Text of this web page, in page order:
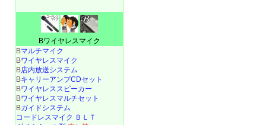
Bワイヤレスマイク
Bマルチマイク
Bワイヤレスマイク
B店内放送システム
BキャリーアンプCDセット
Bワイヤレススピーカー
Bワイヤレスマルチセット
Bガイドシステム
コードレスマイク ＢＬＴ